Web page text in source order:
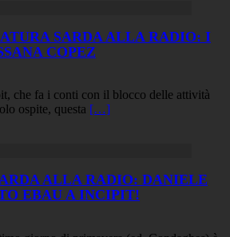
SARDA ALLA RADIO: I
COPEZ
che fa i conti con il blocco delle attività
ospite, questa […]
ALLA RADIO: DANIELE
EBAU A INCIPIT!